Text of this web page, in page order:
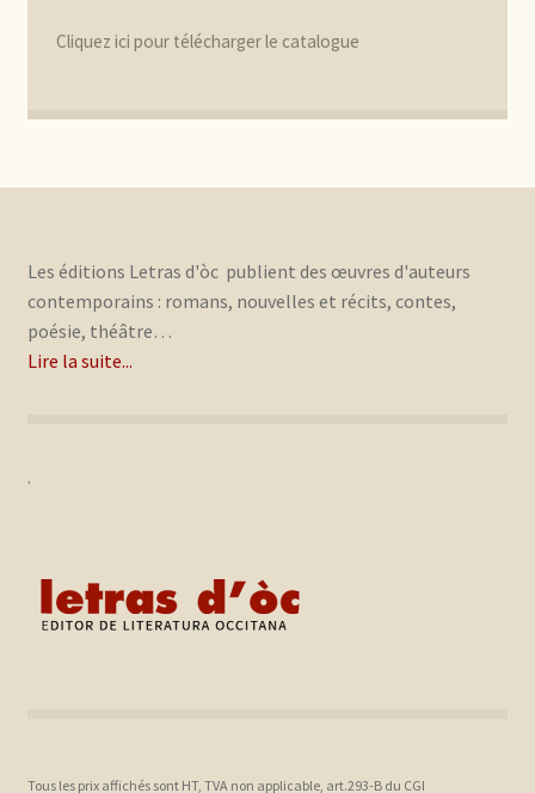
Cliquez ici pour télécharger le catalogue
Les éditions Letras d'òc publient des œuvres d'auteurs
contemporains : romans, nouvelles et récits, contes,
poésie, théâtre…
Lire la suite...
.
Tous les prix affichés sont HT, TVA non applicable, art.293-B du CGI